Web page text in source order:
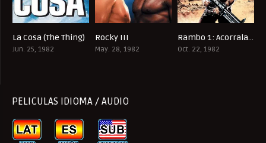
8.2
La Cosa (The Thing)
Jun. 25, 1982
Rocky III
May. 28, 1982
7.7Rambo 1: Acorralado
Oct. 22, 1982
PELICULAS IDIOMA / AUDIO